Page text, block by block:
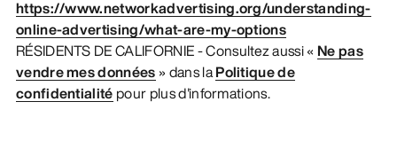
https://www.networkadvertising.org/understanding-
online-advertising/what-are-my-options
RÉSIDENTS DE CALIFORNIE - Consultez aussi « Ne pas
vendre mes données » dans laPolitique de
confidentialité pour plus d'informations.